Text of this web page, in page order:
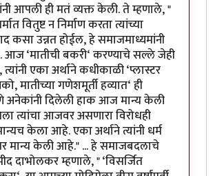
आपली ही मतं व्यक्त केली. ते म्हणाले, "
वितुष्ट न निर्माण करता त्यांच्या
कसा उन्नत होईल, हे समाजमाध्यमांनी
आज ‘मातीची बकरी‘ करण्याचे सल्ले जेही
एका अर्थाने कधीकाळी ‘प्लास्टर
मातीच्या गणेशमूर्ती हव्यात‘ ही
अनेकांनी दिलेली हाक आज मान्य केली
त्यांचा आजवर असणारा विरोधही
केला आहे. एका अर्थाने त्यांनी धर्म
मान्य केली आहे." ... हे समाजबदलाचे
दाभोलकर म्हणाले, " ‘विसर्जित